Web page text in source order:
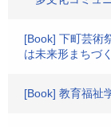
[Book] 下町芸
は未来形まちづ
[Book] 教育福祉